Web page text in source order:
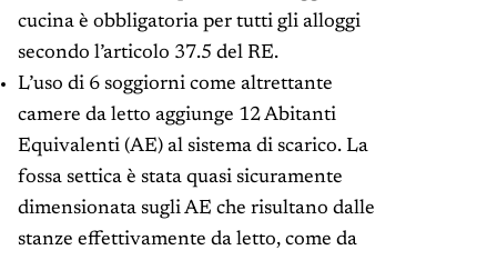
cucina è obbligatoria per tutti gli alloggi
secondo l’articolo 37.5 del RE.
L’uso di 6 soggiorni come altrettante
camere da letto aggiunge 12 Abitanti
Equivalenti (AE) al sistema di scarico. La
fossa settica è stata quasi sicuramente
dimensionata sugli AE che risultano dalle
stanze effettivamente da letto, come da